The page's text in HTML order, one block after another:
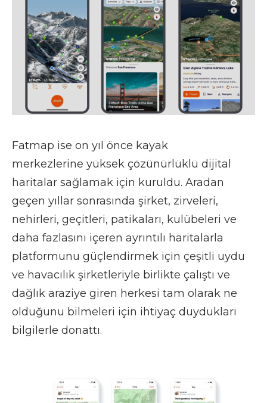
Fatmap ise on yıl önce kayak
merkezlerine yüksek çözünürlüklü dijital
haritalar sağlamak için kuruldu. Aradan
geçen yıllar sonrasında şirket, zirveleri,
nehirleri, geçitleri, patikaları, kulübeleri ve
daha fazlasını içeren ayrıntılı haritalarla
platformunu güçlendirmek için çeşitli uydu
ve havacılık şirketleriyle birlikte çalıştı ve
dağlık araziye giren herkesi tam olarak ne
olduğunu bilmeleri için ihtiyaç duydukları
bilgilerle donattı.